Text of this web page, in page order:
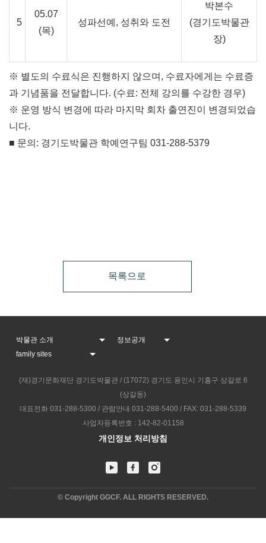
5
05.07
(목)
성파선예, 성취와 도전
박본수
(경기도박물관
장)
※ 별도의 수료식은 진행하지 않으며, 수료자에게는 수료증
과 기념품을 전달합니다. (수료: 전체 강의를 수강한 경우)
※ 운영 방식 변경에 따라 마지막 회차 출연진이 변경되었습
니다.
■ 문의 : 경기도박물관 학예연구팀 031-288-5379
목록으로
(재)경기문화재단 경기도박물관 / (17072) 경기도 용인시 기흥구 상갈로 6
(상갈동)
대표전화 031-288-5300 / 관람안내 031-288-5400 / FAX: 031-288-5339
사업자등록번호 : 142-82-01158
개인정보 처리방침
© Copyright GGCF. ALL RIGHTS RESERVED.